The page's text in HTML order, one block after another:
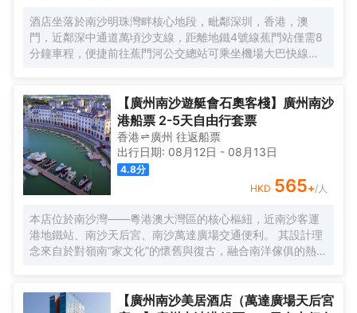
酒店坐落於南沙明珠灣畔核心地段，毗鄰深圳，香港，澳
門，近鄰深中通道萬頃沙支線，距離地鐵4號線蕉門站僅需8
分鐘車程，便捷前往蕉門河公交總站可乘坐機場大巴快線或
券，可輕鬆前往南沙天后宮、南沙濕地公園、廣汽科技館及
環宇城購物中心等。 酒店共有261間以海洋為設計靈感的客
房及套房，詮釋現代經典與優雅，滿足休閒賓客對在地文化
的探索與體驗。配備粵式風味的林苑中餐廳、中西結合的漁
人碼頭全日餐廳以及”雙重身份”的薄荷酒吧，體驗創新融合的
珍饈美饌。酒店擁有馬丁叔叔的農場，小朋友們可盡情與小
動物們互動亦或參與馬丁叔叔課堂，共度愉快的親子時光。
同時，酒店擁有1,600平方米的宴會及會議場地以及寬敞的戶
外草坪，可滿足不同的會議及宴會需求，無論商務出行亦或
休閒旅遊期待與您共赴南沙，遇見另一種可能。
【廣州南沙遊艇會石奧客棧】廣州南沙
港船票 2-5天自由行套票
香港 廣州 往返船票
出行日期: 08月12日 - 08月13日
4.8分
HKD 565+/人
本店位於南沙灣——粵港澳大灣區的核心樞紐，近南沙客運
港地鐵站、南沙天后宮、南沙萬達廣場交通便利。 其設計理
念來自於對嶺南“家文化”的懷舊與復古，融合南洋傢俱的熱情
嶺南文化的歸屬感。 客棧共五層，一層為大堂及茶室，二至
【廣州南沙美居酒店（萬達廣場天后宮